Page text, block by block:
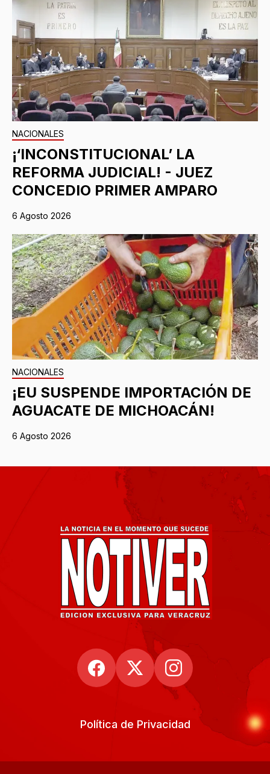
NACIONALES
¡‘INCONSTITUCIONAL’ LA
REFORMA JUDICIAL! - JUEZ
CONCEDIO PRIMER AMPARO
6 Agosto 2026
NACIONALES
¡EU SUSPENDE IMPORTACIÓN DE
AGUACATE DE MICHOACÁN!
6 Agosto 2026
Política de Privacidad